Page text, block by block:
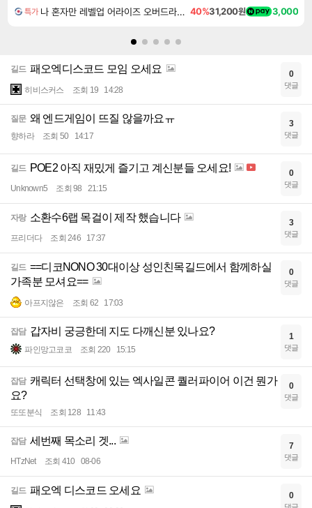
특가 나 혼자만 레벨업 어라이즈 오버드라이브 디럭스 에디션 Solo Leveling Arise Overdrive Deluxe Edition 40%31,200원 3,000
길드 패오엑디스코드 모임 오세요
히비스커스 조회 19 14:28
0
댓글
질문 왜 엔드게임이 뜨질 않을까요ㅠ
향하라 조회 50 14:17
3
댓글
길드 POE2 아직 재밌게 즐기고 계신분들 오세요!
Unknown5 조회 98 21:15
0
댓글
자랑 소환수6랩 목걸이 제작 했습니다
프리더다 조회 246 17:37
3
댓글
길드 ==디코NONO 30대이상 성인친목길드에서 함께하실
가족분 모셔요==
아프지않은 조회 62 17:03
0
댓글
잡담 갑자비 궁긍한데 지도 다깨신분 있나요?
파인망고코코 조회 220 15:15
1
댓글
잡담 캐릭터 선택창에 있는 엑사일콘 퀄러파이어 이건 뭔가
요?
또또분식 조회 128 11:43
0
댓글
잡담 세번째 목소리 겟...
HTzNet 조회 410 08-06
7
댓글
길드 패오엑 디스코드 오세요 0